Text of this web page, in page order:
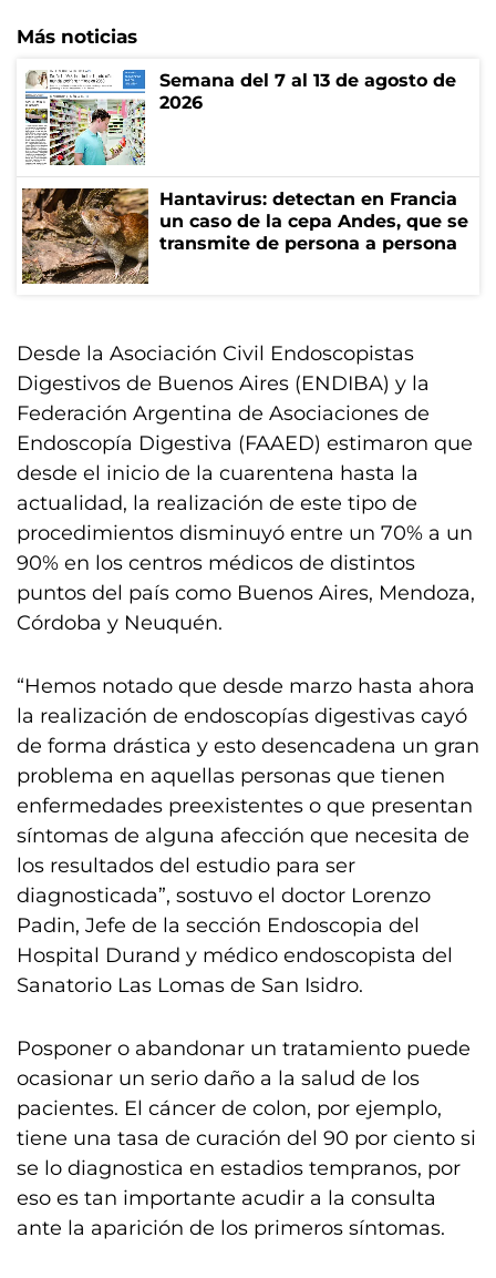
Más noticias
Semana del 7 al 13 de agosto de
2026
Hantavirus: detectan en Francia
un caso de la cepa Andes, que se
transmite de persona a persona
Desde la Asociación Civil Endoscopistas
Digestivos de Buenos Aires (ENDIBA) y la
Federación Argentina de Asociaciones de
Endoscopía Digestiva (FAAED) estimaron que
desde el inicio de la cuarentena hasta la
actualidad, la realización de este tipo de
procedimientos disminuyó entre un 70% a un
90% en los centros médicos de distintos
puntos del país como Buenos Aires, Mendoza,
Córdoba y Neuquén.
“Hemos notado que desde marzo hasta ahora
la realización de endoscopías digestivas cayó
de forma drástica y esto desencadena un gran
problema en aquellas personas que tienen
enfermedades preexistentes o que presentan
síntomas de alguna afección que necesita de
los resultados del estudio para ser
diagnosticada”, sostuvo el doctor Lorenzo
Padin, Jefe de la sección Endoscopia del
Hospital Durand y médico endoscopista del
Sanatorio Las Lomas de San Isidro.
Posponer o abandonar un tratamiento puede
ocasionar un serio daño a la salud de los
pacientes. El cáncer de colon, por ejemplo,
tiene una tasa de curación del 90 por ciento si
se lo diagnostica en estadios tempranos, por
eso es tan importante acudir a la consulta
ante la aparición de los primeros síntomas.